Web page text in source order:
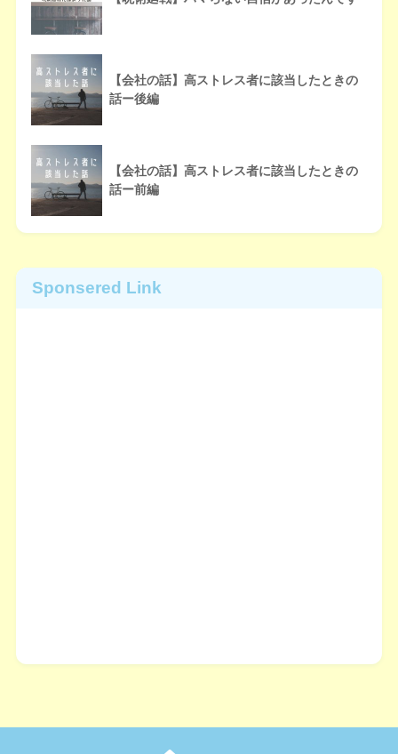
【会社の話】高ストレス者に該当したときの
話ー後編
【会社の話】高ストレス者に該当したときの
話ー前編
Sponsered Link